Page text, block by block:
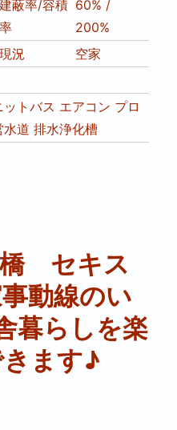
建蔽率/容積
率
60% /
200%
現況
空家
ットバス エアコン プロ
水道 排水浄化槽
橋 セキス
動線のい
暮らしを楽
ます♪